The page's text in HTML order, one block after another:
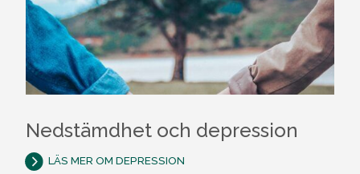
Nedstämdhet och depression
LÄS MER OM DEPRESSION